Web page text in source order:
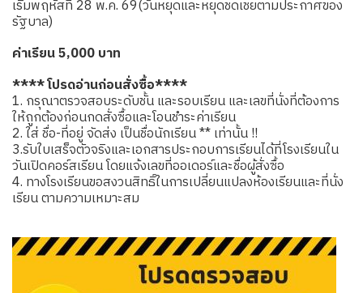
เริ่มพฤหัสที่ 28 พ.ค. 69(วันหยุดและหยุดชดเชยตามประกาศของ
รัฐบาล)
ค่าเรียน 5,000 บาท
**** โปรดอ่านก่อนสั่งซื้อ****
1. กรุณาตรวจสอบระดับชั้น และรอบเรียน และเลขที่นั่งที่ต้องการ
ให้ถูกต้องก่อนกดสั่งซื้อและโอนชำระค่าเรียน
2. ใส่ ชื่อ-ที่อยู่ จัดส่ง เป็นชื่อนักเรียน ** เท่านั้น !!
3.รับใบเสร็จตัวจริงและเอกสารประกอบการเรียนได้ที่โรงเรียนใน
วันเปิดคอร์สเรียน โดยแจ้งเลขที่ออเดอร์และชื่อผู้สั่งซื้อ
4. ทางโรงเรียนขอสงวนสิทธิ์ในการเปลี่ยนแปลงห้องเรียนและที่นั่ง
เรียน ตามความเหมาะสม